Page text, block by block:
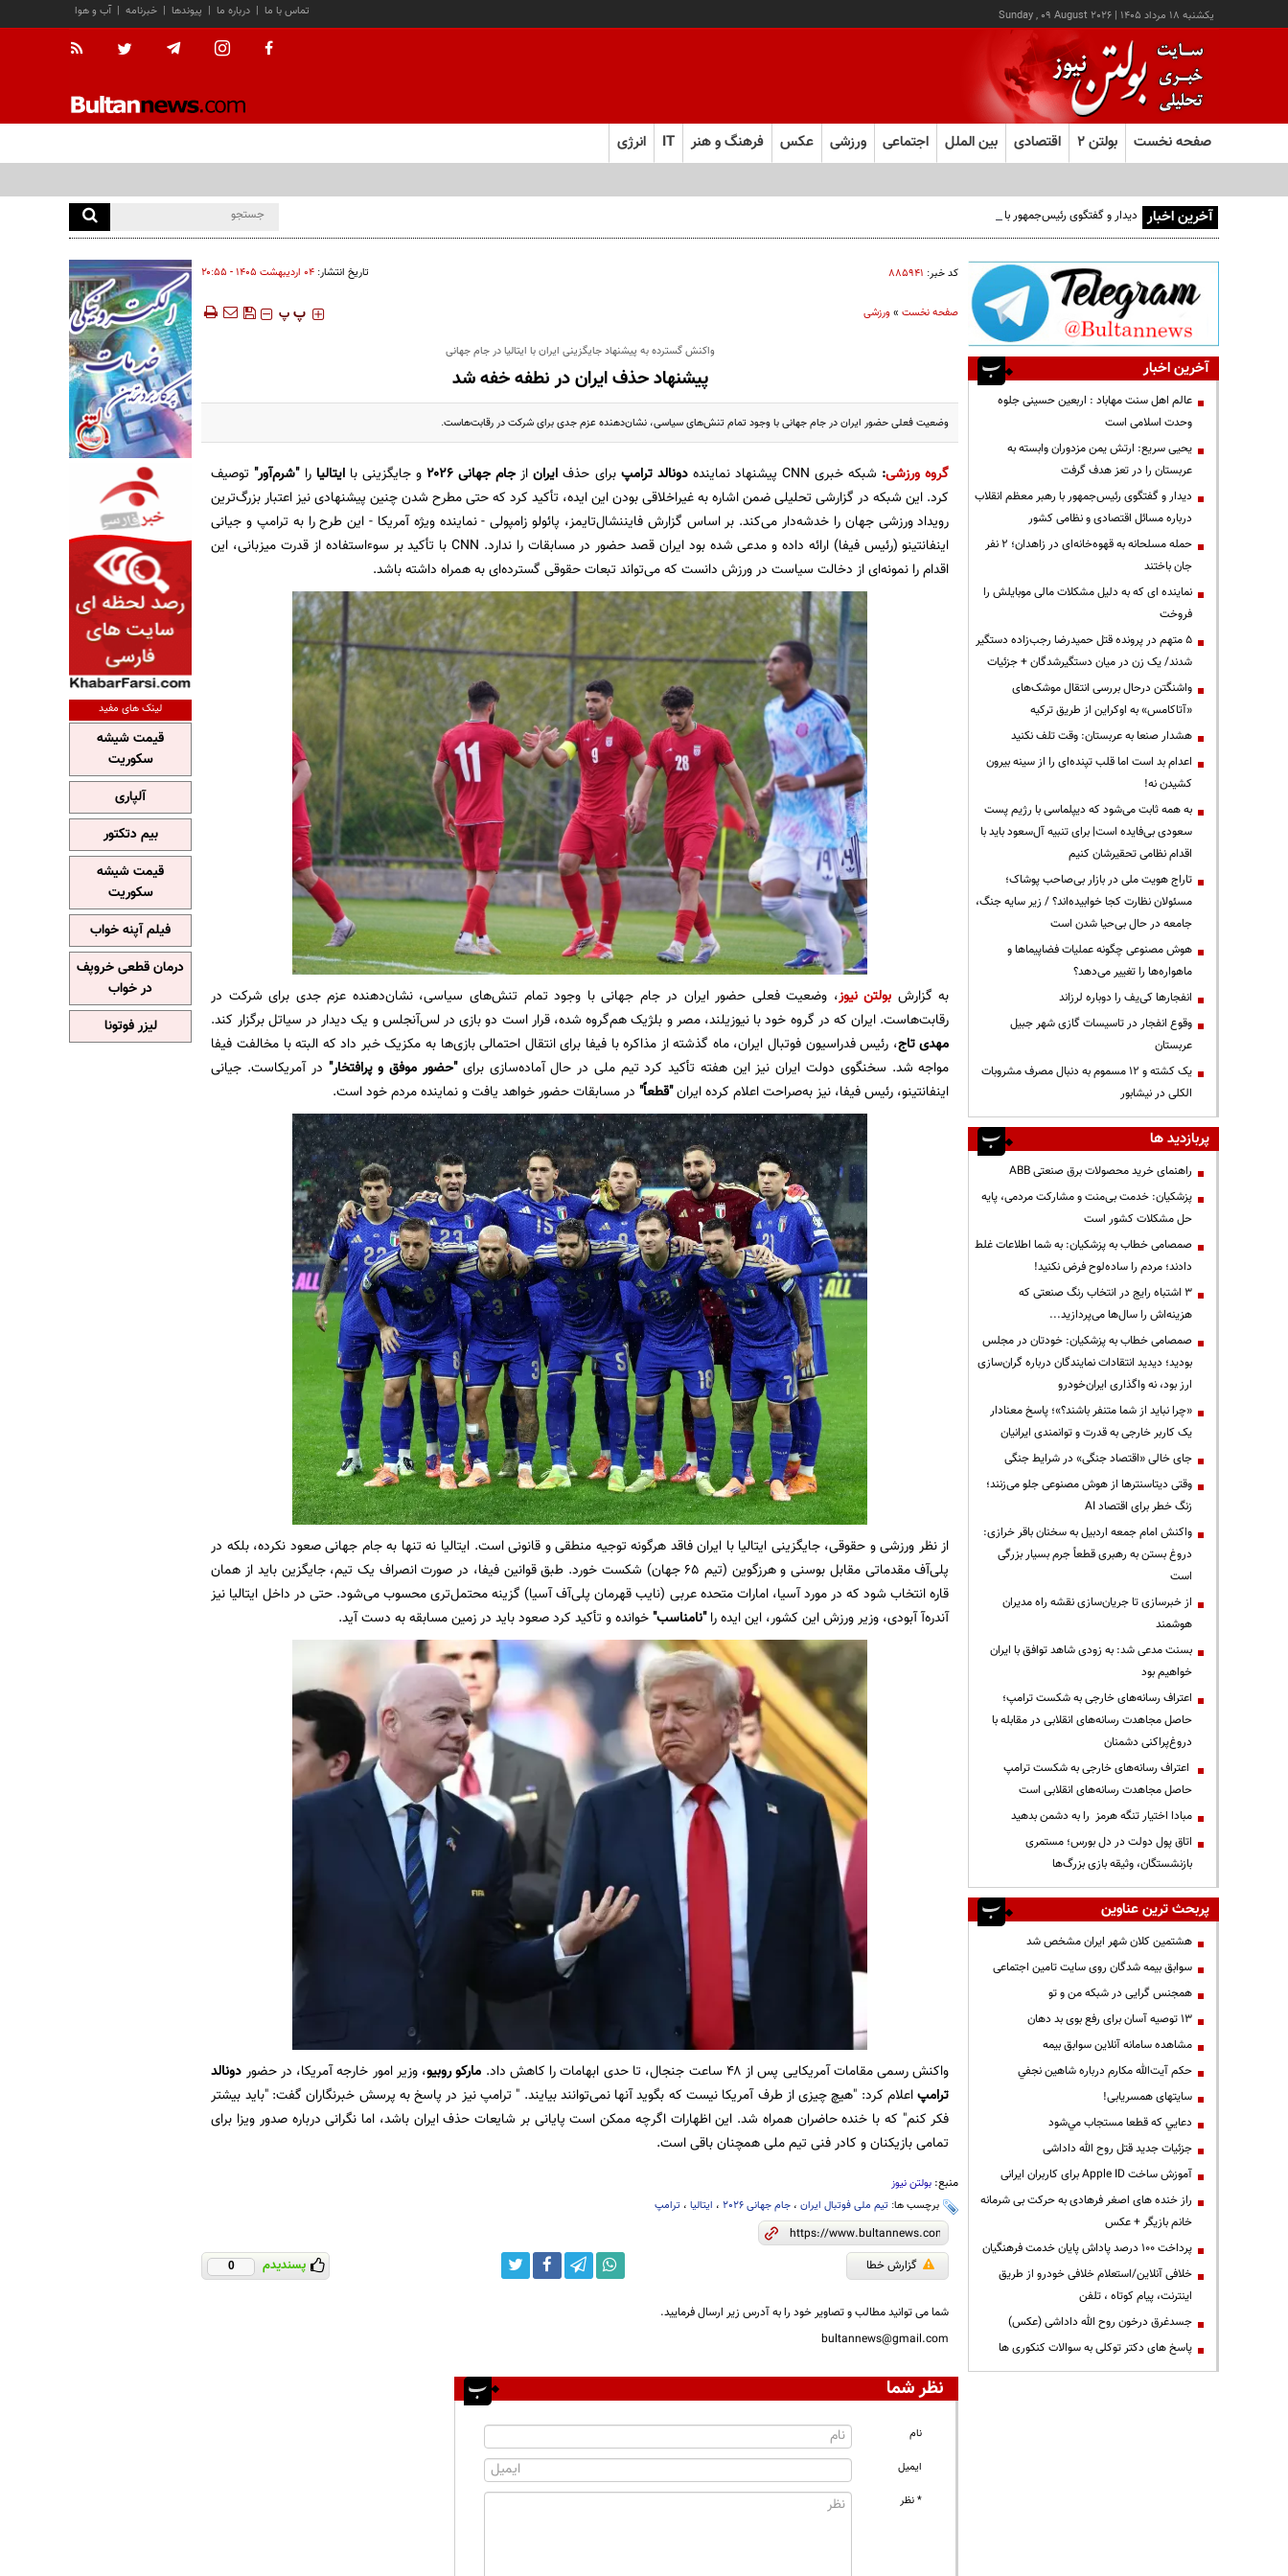
يکشنبه ۱۸ مرداد ۱۴۰۵ |
Sunday , 09 August 2026 آب و هوا | خبرنامه | پیوندها | درباره ما | تماس با ما
صفحه نخست بولتن ۲ اقتصادی بین الملل اجتماعی ورزشی عکس فرهنگ و هنر IT انرژی
آخرین اخبار دیدار و گفتگوی رئیس‌جمهور با رهبر معظم انقلاب درباره مسائل اقتصادی و نظامی کشور
کد خبر: ۸۸۵۹۴۱ تاریخ انتشار: ۰۴ ارديبهشت ۱۴۰۵ - ۲۰:۵۵
صفحه نخست»ورزشی ‍‍‍ پ پ
واکنش گسترده به پیشنهاد جایگزینی ایران با ایتالیا در جام جهانی
پیشنهاد حذف ایران در نطفه خفه شد
وضعیت فعلی حضور ایران در جام جهانی با وجود تمام تنش‌های سیاسی، نشان‌دهنده عزم جدی برای شرکت در رقابت‌هاست.
گروه ورزشی: شبکه خبری CNN پیشنهاد نماینده دونالد ترامپ برای حذف ایرانازجام جهانی ۲۰۲۶ و جایگزینی باایتالیا را"شرم‌آور" توصیف
کرد. این شبکه در گزارشی تحلیلی ضمن اشاره به غیراخلاقی بودن این ایده، تأکید کرد که حتی مطرح شدن چنین پیشنهادی نیز اعتبار بزرگ‌ترین
رویداد ورزشی جهان را خدشه‌دار می‌کند. بر اساس گزارش فایننشال‌تایمز، پائولو زامپولی - نماینده ویژه آمریکا - این طرح را به ترامپ و جیانی
اینفانتینو (رئیس فیفا) ارائه داده و مدعی شده بود ایران قصد حضور در مسابقات را ندارد. CNN با تأکید بر سوءاستفاده از قدرت میزبانی، این
اقدام را نمونه‌ای از دخالت سیاست در ورزش دانست که می‌تواند تبعات حقوقی گسترده‌ای به همراه داشته باشد.
به گزارش بولتن نیوز، وضعیت فعلی حضور ایران در جام جهانی با وجود تمام تنش‌های سیاسی، نشان‌دهنده عزم جدی برای شرکت در
رقابت‌هاست. ایران که در گروه خود با نیوزیلند، مصر و بلژیک هم‌گروه شده، قرار است دو بازی در لس‌آنجلس و یک دیدار در سیاتل برگزار کند.
مهدی تاج، رئیس فدراسیون فوتبال ایران، ماه گذشته از مذاکره با فیفا برای انتقال احتمالی بازی‌ها به مکزیک خبر داد که البته با مخالفت فیفا
مواجه شد. سخنگوی دولت ایران نیز این هفته تأکید کرد تیم ملی در حال آماده‌سازی برای "حضور موفق و پرافتخار" در آمریکاست. جیانی
اینفانتینو، رئیس فیفا، نیز به‌صراحت اعلام کرده ایران"قطعاً" در مسابقات حضور خواهد یافت و نماینده مردم خود است.
از نظر ورزشی و حقوقی، جایگزینی ایتالیا با ایران فاقد هرگونه توجیه منطقی و قانونی است. ایتالیا نه تنها به جام جهانی صعود نکرده، بلکه در
پلی‌آف مقدماتی مقابل بوسنی و هرزگوین (تیم ۶۵ جهان) شکست خورد. طبق قوانین فیفا، در صورت انصراف یک تیم، جایگزین باید از همان
قاره انتخاب شود که در مورد آسیا، امارات متحده عربی (نایب قهرمان پلی‌آف آسیا) گزینه محتمل‌تری محسوب می‌شود. حتی در داخل ایتالیا نیز
آندره‌آ آبودی، وزیر ورزش این کشور، این ایده را"نامناسب" خوانده و تأکید کرد صعود باید در زمین مسابقه به دست آید.
واکنش رسمی مقامات آمریکایی پس از ۴۸ ساعت جنجال، تا حدی ابهامات را کاهش داد. مارکو روبیو، وزیر امور خارجه آمریکا، در حضور دونالد
ترامپاعلام کرد: "هیچ چیزی از طرف آمریکا نیست که بگوید آنها نمی‌توانند بیایند. " ترامپ نیز در پاسخ به پرسش خبرنگاران گفت: "باید بیشتر
فکر کنم" که با خنده حاضران همراه شد. این اظهارات اگرچه ممکن است پایانی بر شایعات حذف ایران باشد، اما نگرانی درباره صدور ویزا برای
تمامی بازیکنان و کادر فنی تیم ملی همچنان باقی است.
منبع: بولتن نیوز
برچسب ها: تیم ملی فوتبال ایران، جام جهانی 2026 ، ایتالیا، ترامپ
گزارش خطا پسندیدم 0
شما می توانید مطالب و تصاویر خود را به آدرس زیر ارسال فرمایید.
bultannews@gmail.com
نظر شما
نام
ایمیل
* نظر
آخرین اخبار
عالم اهل سنت مهاباد : اربعین حسینی جلوه
وحدت اسلامی است
یحیی سریع: ارتش یمن مزدوران وابسته به
عربستان را در تعز هدف گرفت
دیدار و گفتگوی رئیس‌جمهور با رهبر معظم انقلاب
درباره مسائل اقتصادی و نظامی کشور
حمله مسلحانه به قهوه‌خانه‌ای در زاهدان؛ ۲ نفر
جان باختند
نماینده ای که به دلیل مشکلات مالی موبایلش را
فروخت
۵ متهم در پرونده قتل حمیدرضا رجب‌زاده دستگیر
شدند/ یک زن در میان دستگیرشدگان + جزئیات
واشنگتن درحال بررسی انتقال موشک‌های
«آتاکامس» به اوکراین از طریق ترکیه
هشدار صنعا به عربستان: وقت تلف نکنید
اعدام بد است اما قلب تپنده‌ای را از سینه بیرون
کشیدن نه!
به همه ثابت می‌شود که دیپلماسی با رژیم پست
سعودی بی‌فایده است| برای تنبیه آل‌سعود باید با
اقدام نظامی تحقیرشان کنیم
تاراج هویت ملی در بازار بی‌صاحب پوشاک؛
مسئولان نظارت کجا خوابیده‌اند؟ / زیر سایه جنگ،
جامعه در حال بی‌حیا شدن است
هوش مصنوعی چگونه عملیات فضاپیماها و
ماهواره‌ها را تغییر می‌دهد؟
انفجارها کی‌یف را دوباره لرزاند
وقوع انفجار در تاسیسات گازی شهر جبیل
عربستان
یک کشته و ۱۲ مسموم به دنبال مصرف مشروبات
الکلی در نیشابور
پربازدید ها
راهنمای خرید محصولات برق صنعتی ABB
پزشکیان: خدمت بی‌منت و مشارکت مردمی، پایه
حل مشکلات کشور است
صمصامی خطاب به پزشکیان: به شما اطلاعات غلط
دادند؛ مردم را ساده‌لوح فرض نکنید!
3 اشتباه رایج در انتخاب رنگ صنعتی که
هزینه‌اش را سال‌ها می‌پردازید...
صمصامی خطاب به پزشکیان: خودتان در مجلس
بودید؛ دیدید انتقادات نمایندگان درباره گران‌سازی
ارز بود، نه واگذاری ایران‌خودرو
«چرا نباید از شما متنفر باشند؟»؛ پاسخ معنادار
یک کاربر خارجی به قدرت و توانمندی ایرانیان
جای خالی «اقتصاد جنگی» در شرایط جنگی
وقتی دیتاسنترها از هوش مصنوعی جلو می‌زنند؛
زنگ خطر برای اقتصاد AI
واکنش امام جمعه اردبیل به سخنان باقر خرازی:
دروغ بستن به رهبری قطعاً جرم بسیار بزرگی
است
از خبرسازی تا جریان‌سازی نقشه راه مدیران
هوشمند
بسنت مدعی شد: به زودی شاهد توافق با ایران
خواهیم بود
اعتراف رسانه‌های خارجی به شکست ترامپ؛
حاصل مجاهدت رسانه‌های انقلابی در مقابله با
دروغ‌پراکنی دشمنان
اعتراف رسانه‌های خارجی به شکست ترامپ
حاصل مجاهدت رسانه‌های انقلابی است
مبادا اختیار تنگه هرمز را به دشمن بدهید
اتاق پول دولت در دل بورس؛ مستمری
بازنشستگان، وثیقه بازی بزرگ‌ها
پربحث ترین عناوین
هشتمین کلان شهر ایران مشخص شد
سوابق بیمه شدگان روی سایت تامین اجتماعی
همجنس گرایی در شبکه من و تو
13 توصیه آسان برای رفع بوی بد دهان
مشاهده سامانه آنلاين سوابق بیمه
حكم آيت‌الله مكارم درباره شاهين نجفي
سایتهای همسریابی!
دعايي كه قطعا مستجاب مي‌شود
جزئیات جدید قتل روح الله داداشی
آموزش ساخت Apple ID برای کاربران ایرانی
راز خنده های اصغر فرهادی به حرکت بی شرمانه
خانم بازیگر + عکس
پرداخت ۱۰۰ درصد پاداش پایان خدمت فرهنگیان
خلافی آنلاین/استعلام خلافی خودرو از طریق
اینترنت، پیام کوتاه ، تلفن
جسدغرق درخون روح الله داداشی (عکس)
پاسخ های دکتر توکلی به سوالات کنکوری ها
لینک های مفید
قیمت شیشه
سکوریت
آلپاری
بیم دتکتور
قیمت شیشه
سکوریت
فیلم آپنه خواب
درمان قطعی خروپف
در خواب
لیزر فوتونا